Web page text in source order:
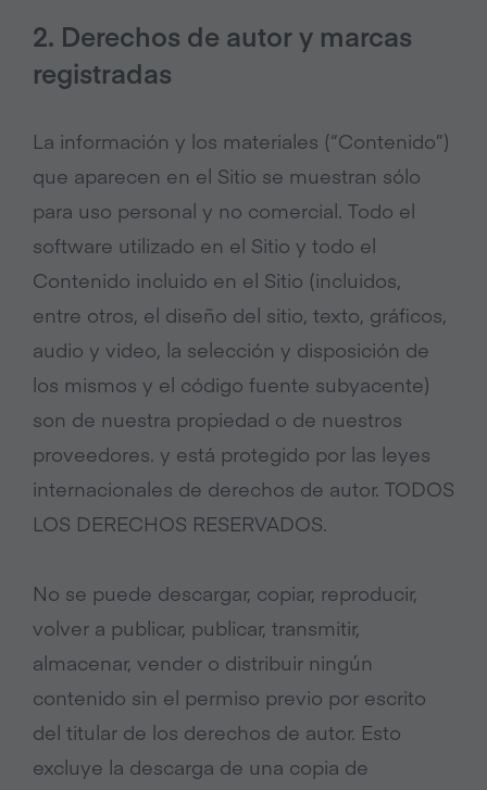
2. Derechos de autor y marcas
registradas
La información y los materiales (“Contenido”)
que aparecen en el Sitio se muestran sólo
para uso personal y no comercial. Todo el
software utilizado en el Sitio y todo el
Contenido incluido en el Sitio (incluidos,
entre otros, el diseño del sitio, texto, gráficos,
audio y video, la selección y disposición de
los mismos y el código fuente subyacente)
son de nuestra propiedad o de nuestros
proveedores. y está protegido por las leyes
internacionales de derechos de autor. TODOS
LOS DERECHOS RESERVADOS.
No se puede descargar, copiar, reproducir,
volver a publicar, publicar, transmitir,
almacenar, vender o distribuir ningún
contenido sin el permiso previo por escrito
del titular de los derechos de autor. Esto
excluye la descarga de una copia de